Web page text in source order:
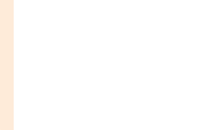
lalu